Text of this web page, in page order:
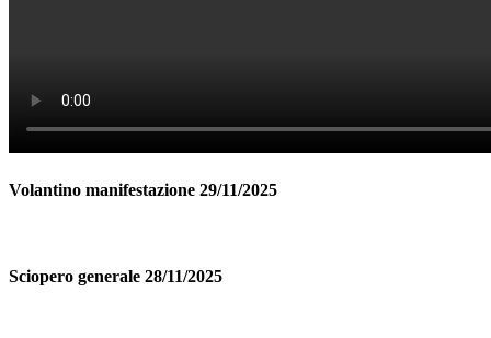
Volantino manifestazione 29/11/2025
Sciopero generale 28/11/2025